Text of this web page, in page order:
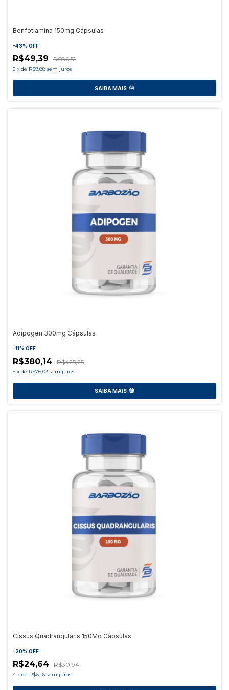
Benfotiamina 150mg Cápsulas
-43% OFF
R$49,39 R$86,51
5 x de R$9,88 sem juros
SAIBA MAIS
Adipogen 300mg Cápsulas
-11% OFF
R$380,14 R$425,25
5 x de R$76,03 sem juros
SAIBA MAIS
Cissus Quadrangularis 150Mg Cápsulas
-20% OFF
R$24,64 R$30,94
4 x de R$6,16 sem juros